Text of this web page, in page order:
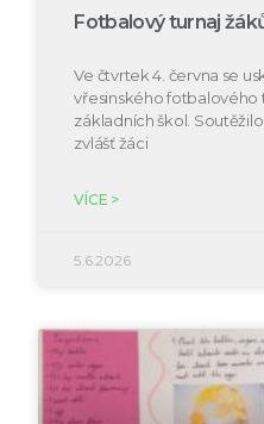
Fotbalový turnaj
Ve čtvrtek 4. června se
vřesinského fotbalového
základních škol.
zvlášť žáci
VÍCE >
5.6.2026